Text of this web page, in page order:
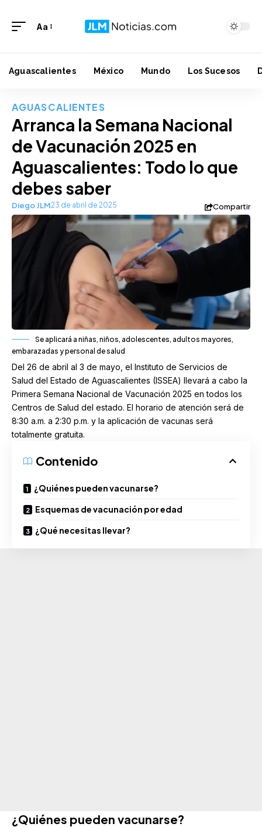
Aa
Aguascalientes México Mundo Los Sucesos
AGUASCALIENTES
Arranca la Semana Nacional
de Vacunación 2025 en
Aguascalientes: Todo lo que
debes saber
Diego JLM23 de abril de 2025 Compartir
Se aplicará a niñas, niños, adolescentes, adultos mayores,
embarazadas y personal de salud
Del 26 de abril al 3 de mayo, el Instituto de Servicios de
Salud del Estado de Aguascalientes (ISSEA) llevará a cabo la
Primera Semana Nacional de Vacunación 2025 en todos los
Centros de Salud del estado. El horario de atención será de
8:30 a.m. a 2:30 p.m. y la aplicación de vacunas será
totalmente gratuita.
Contenido
¿Quiénes pueden vacunarse?
Esquemas de vacunación por edad
¿Qué necesitas llevar?
¿Quiénes pueden vacunarse?